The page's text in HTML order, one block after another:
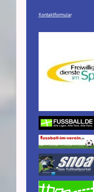
Kontaktformular.